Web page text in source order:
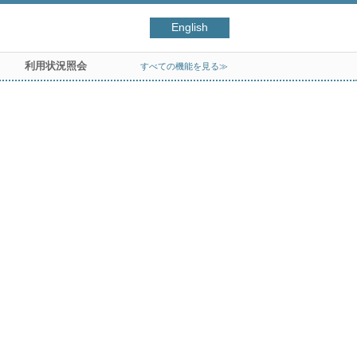
English
利用状況照会 すべての機能を見る≫